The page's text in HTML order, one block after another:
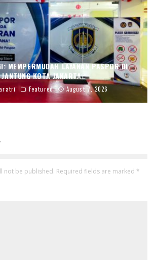
MEMPERMUDAH LAYANAN PASPOR DI
JANTUNG KOTA JAKARTA
Featured August 7, 2026
not be published. Required fields are marked *